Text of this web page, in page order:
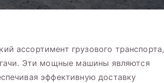
ассортимент грузового транспорта,
Эти мощные машины являются
эффективную доставку